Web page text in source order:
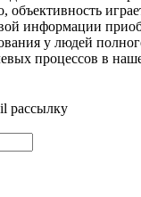
объективность
информации
у людей
процессов в
рассылку